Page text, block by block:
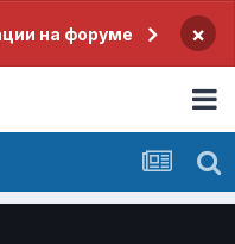
на форуме ×